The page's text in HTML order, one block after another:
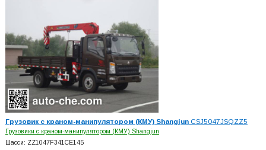
Грузовик с краном-манипулятором (КМУ) ShangjunCSJ5047JSQZZ5
Грузовики с краном-манипулятором (КМУ) Shangjun
Шасси: ZZ1047F341CE145